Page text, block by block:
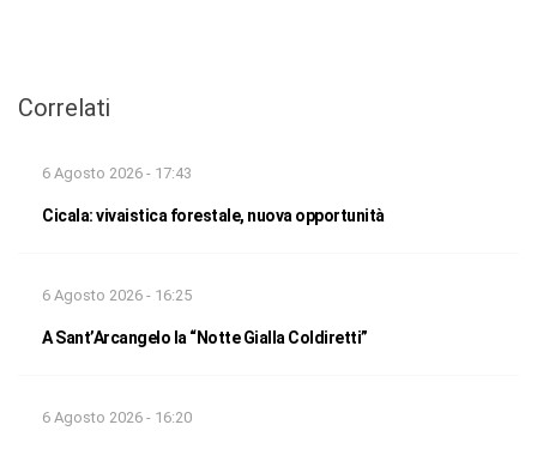
Correlati
6 Agosto 2026 - 17:43
Cicala: vivaistica forestale, nuova opportunità
6 Agosto 2026 - 16:25
A Sant’Arcangelo la “Notte Gialla Coldiretti”
6 Agosto 2026 - 16:20